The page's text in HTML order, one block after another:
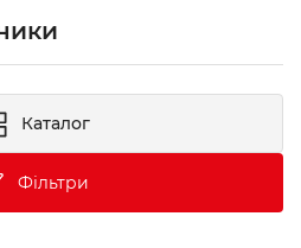
Каталог
Фільтри